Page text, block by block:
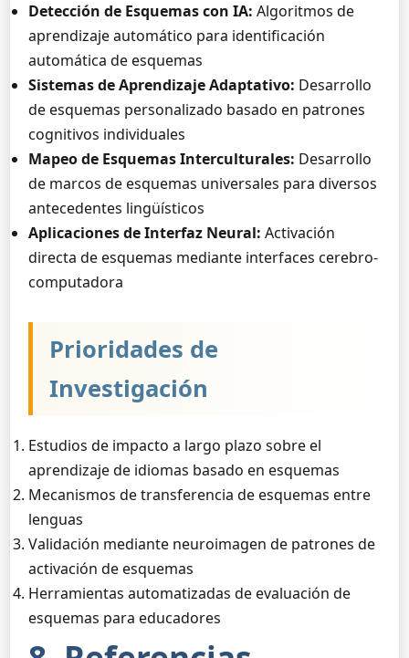
Detección de Esquemas con IA: Algoritmos de
aprendizaje automático para identificación
automática de esquemas
Sistemas de Aprendizaje Adaptativo: Desarrollo
de esquemas personalizado basado en patrones
cognitivos individuales
Mapeo de Esquemas Interculturales: Desarrollo
de marcos de esquemas universales para diversos
antecedentes lingüísticos
Aplicaciones de Interfaz Neural: Activación
directa de esquemas mediante interfaces cerebro-
computadora
Prioridades de
Investigación
Estudios de impacto a largo plazo sobre el
aprendizaje de idiomas basado en esquemas
Mecanismos de transferencia de esquemas entre
lenguas
Validación mediante neuroimagen de patrones de
activación de esquemas
Herramientas automatizadas de evaluación de
esquemas para educadores